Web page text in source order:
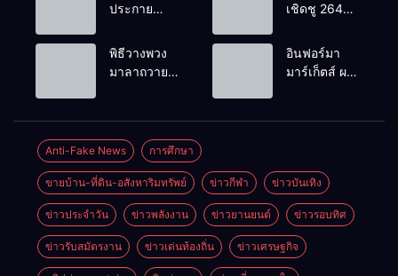
ประกาย
เยาวชน ผ่าน
เชิดชู 264
บ้านยอดเยี่ยม
มอบแหนบ
เกียรติยศแห่ง
พิธีวางพวง
มาลาถวาย
2569 และ
การแข่งขัน
ฟุตบอลวันรพี
เพื่อเชื่อม
ความสัมพันธ์
อันดีของ
หน่วยงานใน
อินฟอร์มา
มาร์เก็ตส์ ผนึก
Thailand
2026 เชื่อม 4
งานใหญ่
สร้างโอกาส
ธุรกิจครบ
Anti-Fake News การศึกษา
ขายบ้าน-ที่ดิน-อสังหาริมทรัพย์ ข่าวกีฬา ข่าวบันเทิง
ข่าวประจำวัน ข่าวพลังงาน ข่าวยานยนต์ ข่าวรอบทิศ
ข่าวรับสมัตรงาน ข่าวเด่นท้องถิ่น ข่าวเศรษฐกิจ